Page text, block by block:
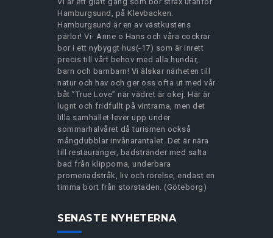
Hamburgsund, på Klevbacken.
Hamburgsund är en av västkustens
pärlor! Vi- Anne o Hans och våra cockrar
bor i ett nybyggt hus(-17) som är inrett
precis till vårt behov med alla hundar,
barn och barnbarn! Vi älskar närheten till
natur och hav och ger oss ofta ut med vår
båt ”True Love” när vädret är okej. Här är
lugnt och fridfullt på vintrarna, men det
lilla samhället lever upp under
sommarhalvåret då turismen också
mångdubblar invånarantalet. Det är nära
till restauranger, badstränder med salta
bad från klipporna, underbara
promenadstråk, liv och rörelse, endast en
timma bort från storstaden. (Göteborg)
SENASTE NYHETERNA